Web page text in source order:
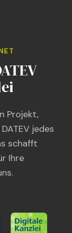
Projekt,
jedes
schafft
Ihre